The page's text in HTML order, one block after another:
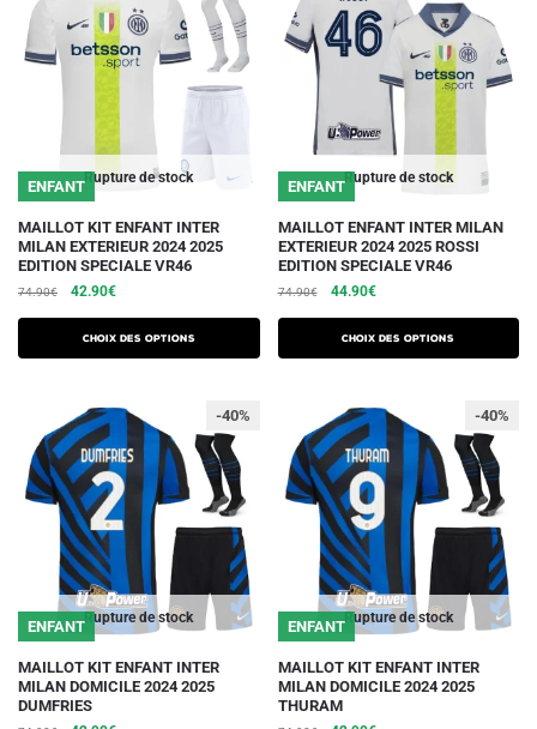
être
choisies
page
produit
Rupture de stock
ENFANT
MAILLOT KIT ENFANT INTER
MILAN EXTERIEUR 2024 2025
EDITION SPECIALE VR46
74.90€
Le
initial
était :
42.90€Le
actuel
est :
Choix des options
Ce
produit
a
variations.
peuvent
être
choisies
produit
Rupture de stock
ENFANT
MAILLOT ENFANT INTER MILAN
EXTERIEUR 2024 2025 ROSSI
EDITION SPECIALE VR46
74.90€
Le
initial
était :
44.90€Le
actuel
est :
Choix des options
Ce
produit
a
variations.
peuvent
être
choisies
produit
Rupture de stock
ENFANT
-40%
MAILLOT KIT ENFANT INTER
MILAN DOMICILE 2024 2025
DUMFRIES
Ce
produit
a
Rupture de stock
ENFANT
-40%
MAILLOT KIT ENFANT INTER
MILAN DOMICILE 2024 2025
THURAM
Ce
produit
a